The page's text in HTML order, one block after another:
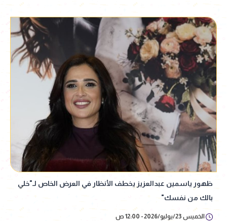
ظهور ياسمين عبدالعزيز يخطف الأنظار في العرض الخاص لـ"خلي
بالك من نفسك"
الخميس 23/يوليو/2026 - 12:00 ص